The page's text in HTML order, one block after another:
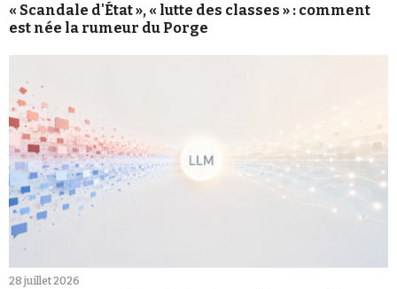
« Scandale d'État », « lutte des classes » : comment
est née la rumeur du Porge
28 juillet 2026